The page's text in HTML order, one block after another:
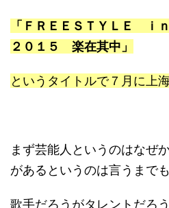
「ＦＲＥＥＳＴＹＬＥ
２０１５ 楽在其中」
というタイトルで７月に上
まず芸能人というのはなぜ
があるというのは言うまでも
歌手だろうがタレントだろ